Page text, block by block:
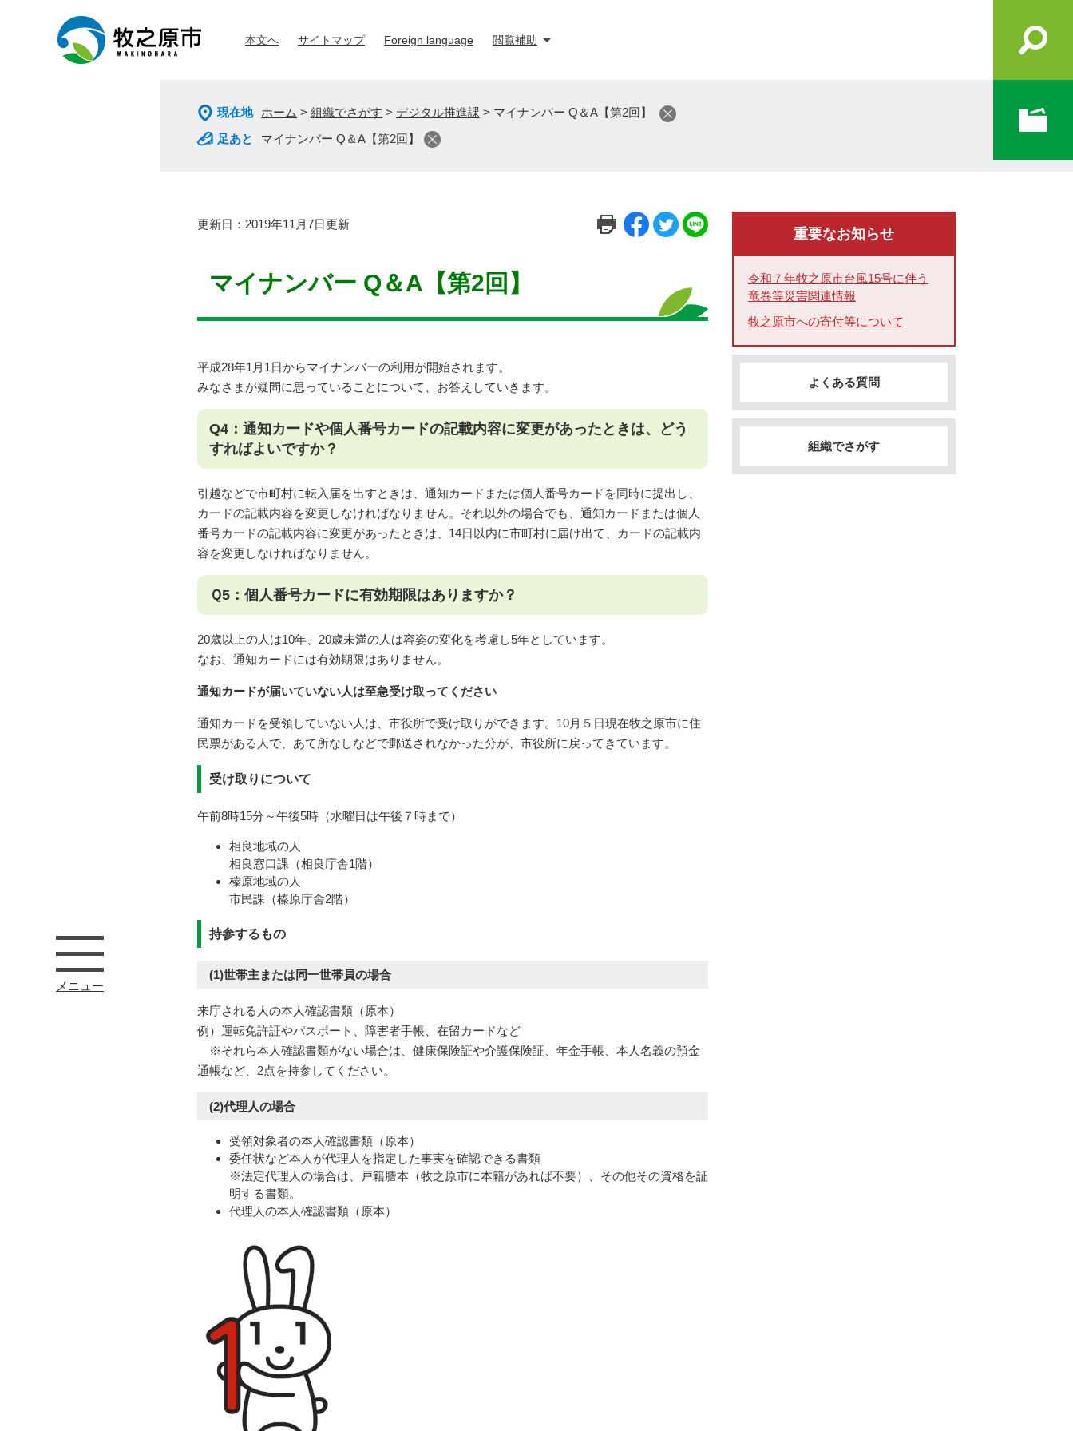
ー
ジ
の
ニ
ュ
ー
本文へ サイトマップ Foreign language 閲覧補助
メニュー
現在地 ホーム > 組織でさがす > デジタル推進課 > マイナンバー Q＆A【第2回】
マイナンバー Q＆A【第2回】
本
更新日：2019年11月7日更新
マイナンバー Q＆A【第2回】
平成28年1月1日からマイナンバーの利用が開始されます。
みなさまが疑問に思っていることについて、お答えしていきます。
Q4：通知カードや個人番号カードの記載内容に変更があったときは、どう
すればよいですか？
引越などで市町村に転入届を出すときは、通知カードまたは個人番号カードを同時に提出し、
カードの記載内容を変更しなければなりません。それ以外の場合でも、通知カードまたは個人
番号カードの記載内容に変更があったときは、14日以内に市町村に届け出て、カードの記載内
容を変更しなければなりません。
Ｑ5：個人番号カードに有効期限はありますか？
20歳以上の人は10年、20歳未満の人は容姿の変化を考慮し5年としています。
なお、通知カードには有効期限はありません。
通知カードが届いていない人は至急受け取ってください
通知カードを受領していない人は、市役所で受け取りができます。10月５日現在牧之原市に住
民票がある人で、あて所なしなどで郵送されなかった分が、市役所に戻ってきています。
受け取りについて
午前8時15分～午後5時（水曜日は午後７時まで）
相良地域の人
相良窓口課（相良庁舎1階）
榛原地域の人
市民課（榛原庁舎2階）
持参するもの
(1)世帯主または同一世帯員の場合
来庁される人の本人確認書類（原本）
例）運転免許証やパスポート、障害者手帳、在留カードなど
※それら本人確認書類がない場合は、健康保険証や介護保険証、年金手帳、本人名義の預金
通帳など、2点を持参してください。
(2)代理人の場合
受領対象者の本人確認書類（原本）
委任状など本人が代理人を指定した事実を確認できる書類
※法定代理人の場合は、戸籍謄本（牧之原市に本籍があれば不要）、その他その資格を証
明する書類。
代理人の本人確認書類（原本）
重要なお知らせ
令和７年牧之原市台風15号に伴う
竜巻等災害関連情報
牧之原市への寄付等について
よくある質問
組織でさがす